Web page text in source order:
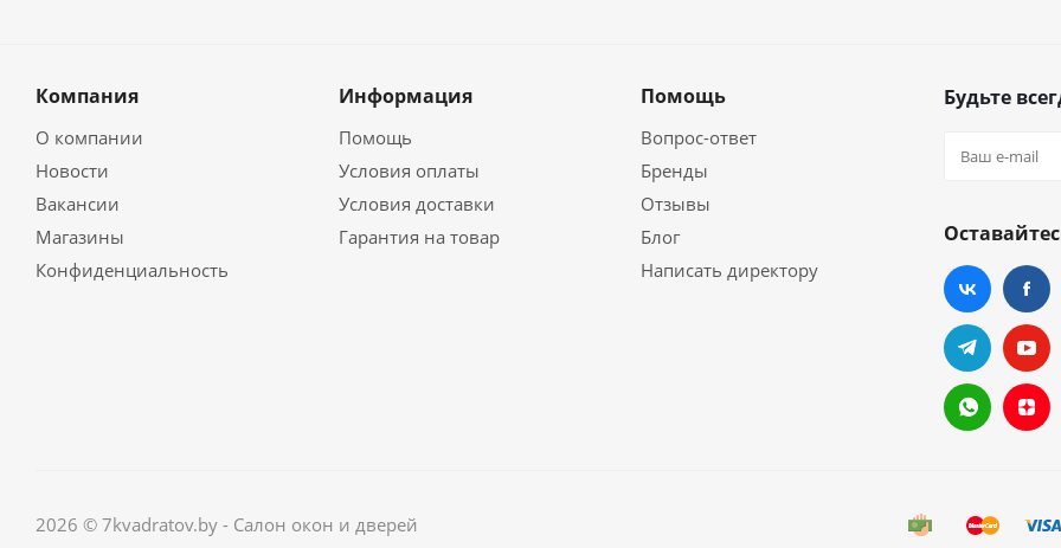
Компания
О компании
Новости
Вакансии
Магазины
Конфиденциальность
Информация
Помощь
Условия оплаты
Условия доставки
Гарантия на товар
Помощь
Вопрос-ответ
Бренды
Отзывы
Блог
Написать директору
Будьте
2026 © 7kvadratov.by - Салон окон и дверей